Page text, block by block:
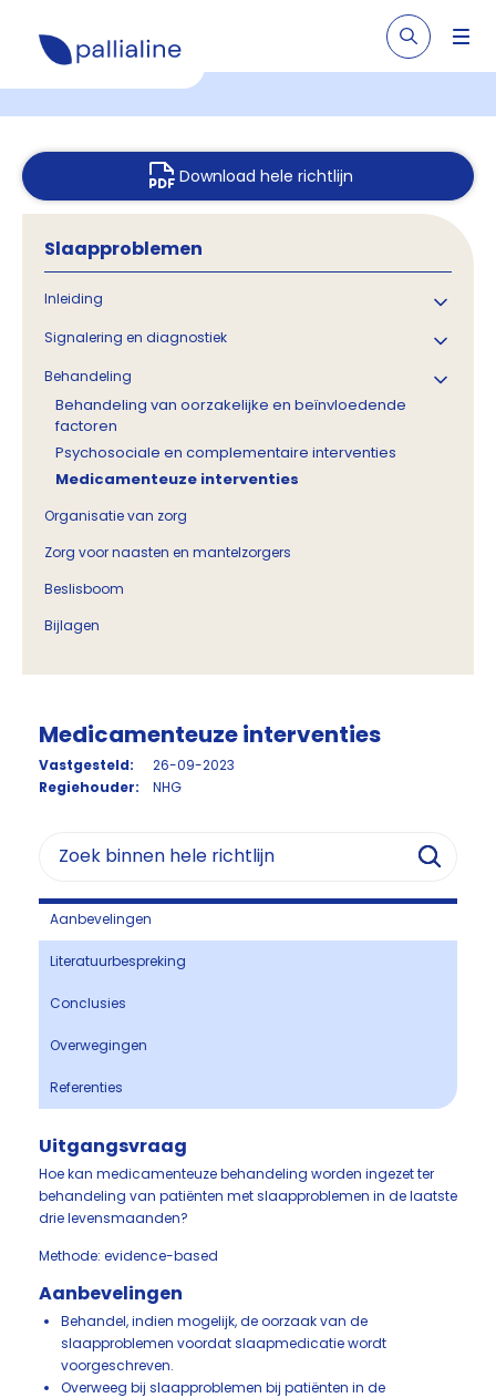
Download hele richtlijn
Slaapproblemen
Inleiding
Signalering en diagnostiek
Behandeling
Behandeling van oorzakelijke en beïnvloedende
factoren
Psychosociale en complementaire interventies
Medicamenteuze interventies
Organisatie van zorg
Zorg voor naasten en mantelzorgers
Beslisboom
Bijlagen
Medicamenteuze interventies
Vastgesteld:
26-09-2023
Regiehouder:
NHG
Aanbevelingen
Literatuurbespreking
Conclusies
Overwegingen
Referenties
Uitgangsvraag
Hoe kan medicamenteuze behandeling worden ingezet ter
behandeling van patiënten met slaapproblemen in de laatste
drie levensmaanden?
Methode: evidence-based
Aanbevelingen
Behandel, indien mogelijk, de oorzaak van de
slaapproblemen voordat slaapmedicatie wordt
voorgeschreven.
Overweeg bij slaapproblemen bij patiënten in de